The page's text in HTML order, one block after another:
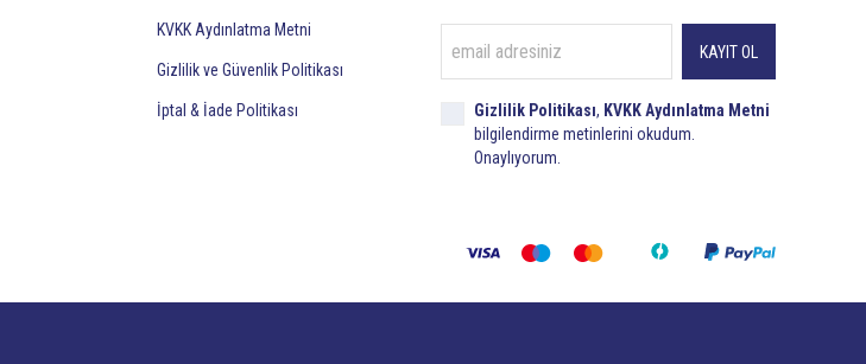
KVKK Aydınlatma Metni
Gizlilik ve Güvenlik Politikası
İptal & İade Politikası
KAYIT OL
Gizlilik Politikası, KVKK Aydınlatma Metni
bilgilendirme metinlerini okudum.
Onaylıyorum.